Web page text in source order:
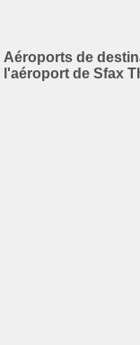
Aéroports de
l'aéroport de Sfax